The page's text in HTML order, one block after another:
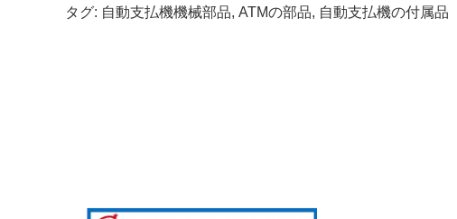
タグ: 自動支払機機械部品, ATMの部品, 自動支払機の付属品